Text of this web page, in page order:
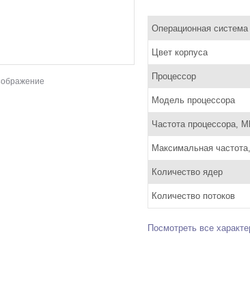
Операционная система
Цвет корпуса
Процессор
Модель процессора
Частота процессора,
Максимальная
Количество ядер
Количество потоков
Посмотреть все